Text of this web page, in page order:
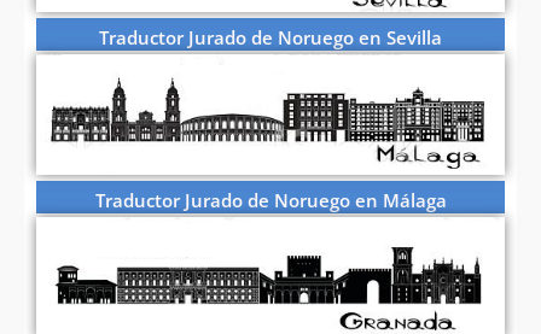
Traductor Jurado de Noruego en Sevilla
Traductor Jurado de Noruego en Málaga